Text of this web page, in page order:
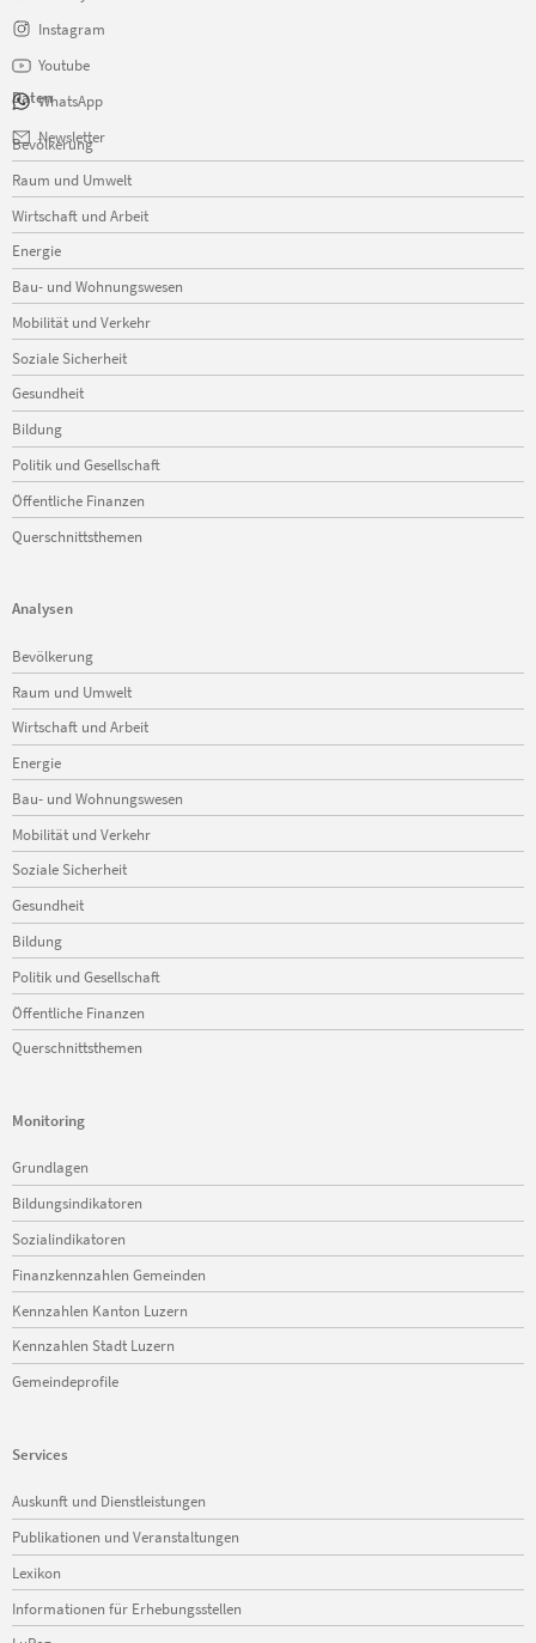
Instagram
Youtube
WhatsApp
Newsletter
Daten
Navigation
überspringen
Bevölkerung
Raum und Umwelt
Wirtschaft und Arbeit
Energie
Bau- und Wohnungswesen
Mobilität und Verkehr
Soziale Sicherheit
Gesundheit
Bildung
Politik und Gesellschaft
Öffentliche Finanzen
Querschnittsthemen
Analysen
Navigation
überspringen
Bevölkerung
Raum und Umwelt
Wirtschaft und Arbeit
Energie
Bau- und Wohnungswesen
Mobilität und Verkehr
Soziale Sicherheit
Gesundheit
Bildung
Politik und Gesellschaft
Öffentliche Finanzen
Querschnittsthemen
Monitoring
Navigation
überspringen
Grundlagen
Bildungsindikatoren
Sozialindikatoren
Finanzkennzahlen Gemeinden
Kennzahlen Kanton Luzern
Kennzahlen Stadt Luzern
Gemeindeprofile
Services
Navigation
überspringen
Auskunft und Dienstleistungen
Publikationen und Veranstaltungen
Lexikon
Informationen für Erhebungsstellen